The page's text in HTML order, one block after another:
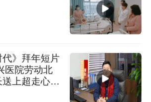
代》拜年短片
医院劳动北
上超走心新